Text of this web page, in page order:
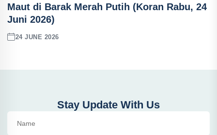
Maut di Barak Merah Putih (Koran Rabu, 24
Juni 2026)
24 JUNE 2026
Stay Update With Us